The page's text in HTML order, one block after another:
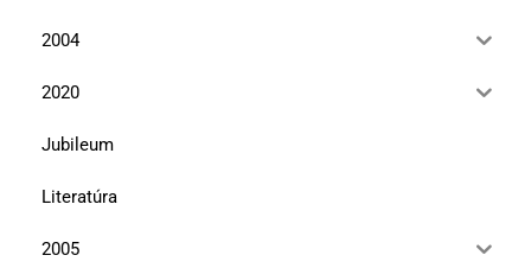
2004
2020
Jubileum
Literatúra
2005